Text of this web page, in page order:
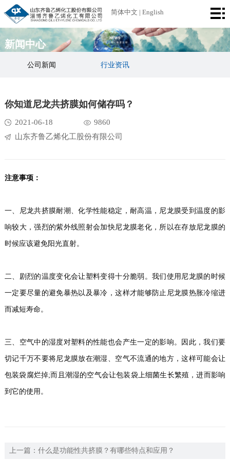
简体中文 English
首
页
公
介
中
心
区
设
荣
质
中
系
们
新闻中心
公司新闻 行业资讯
你知道尼龙共挤膜如何储存吗？
2021-06-18
9860
山东齐鲁乙烯化工股份有限公司
注意事项：
一、尼龙共挤膜耐潮、化学性能稳定，耐高温，尼龙膜受到温度的影
响较大，强烈的紫外线照射会加快尼龙膜老化，所以在存放尼龙膜的
时候应该避免阳光直射。
二、剧烈的温度变化会让塑料变得十分脆弱。我们使用尼龙膜的时候
一定要尽量的避免暴热以及暴冷，这样才能够防止尼龙膜热胀冷缩进
而减短寿命。
三、空气中的湿度对塑料的性能也会产生一定的影响。因此，我们要
切记千万不要将尼龙膜放在潮湿、空气不流通的地方，这样可能会让
包装袋腐烂掉;而且潮湿的空气会让包装袋上细菌生长繁殖，进而影响
到它的使用。
上一篇： 什么是功能性共挤膜？有哪些特点和应用？